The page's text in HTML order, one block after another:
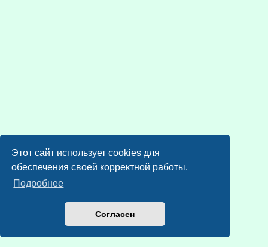
Этот сайт использует cookies для
обеспечения своей корректной работы.
Подробнее
Согласен